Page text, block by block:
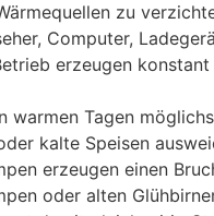
zu
Computer,
erzeugen konstant
warmen Tagen
kalte Speisen
erzeugen einen
oder alten